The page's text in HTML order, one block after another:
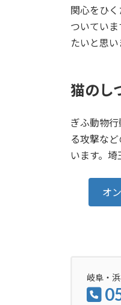
関心をひ
ついてい
たいと思い
猫のし
ぎふ動物
る攻撃な
います。埼
オ
岐阜・